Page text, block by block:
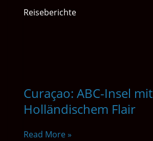
Reiseberichte
Curaçao: ABC-Insel mit
Holländischem Flair
Read More »